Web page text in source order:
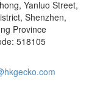
Yanluo Street,
Shenzhen,
Province
518105